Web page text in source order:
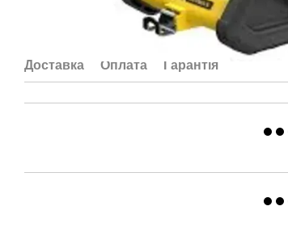
Доставка Оплата Гарантія